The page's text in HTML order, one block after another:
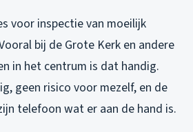
voor inspectie van moeilijk
bij de Grote Kerk en andere
in het centrum is dat handig.
geen risico voor mezelf, en de
telefoon wat er aan de hand is.